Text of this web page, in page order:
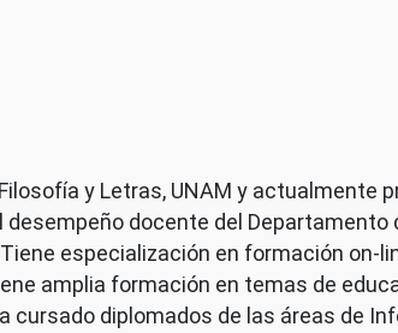
y Letras, UNAM y actualmente
docente del Departamento
especialización en formación on-
amplia formación en temas de
diplomados de las áreas de